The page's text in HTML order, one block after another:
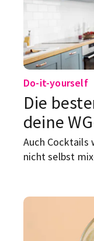
Do-it-yourself
Die
deine
Auch Cocktails
nicht selbst